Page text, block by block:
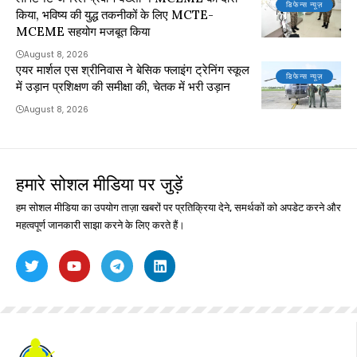
डिफेन्स न्यूज़
किया, भविष्य की युद्ध तकनीकों के लिए MCTE-
MCEME सहयोग मजबूत किया
August 8, 2026
डिफेन्स न्यूज़
एयर मार्शल एस श्रीनिवास ने बेसिक फ्लाइंग ट्रेनिंग स्कूल
में उड़ान प्रशिक्षण की समीक्षा की, चेतक में भरी उड़ान
August 8, 2026
हमारे सोशल मीडिया पर जुड़ें
हम सोशल मीडिया का उपयोग ताज़ा खबरों पर प्रतिक्रिया देने, समर्थकों को अपडेट करने और
महत्वपूर्ण जानकारी साझा करने के लिए करते हैं।